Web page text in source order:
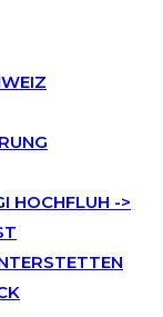
HOCHFLUH ->